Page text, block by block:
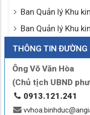
Ban Quản lý Khu
Ban Quản lý Khu
THÔNG TIN ĐƯỜNG
Ông Võ Văn Hòa
(Chủ tịch UBND
0913.121.241